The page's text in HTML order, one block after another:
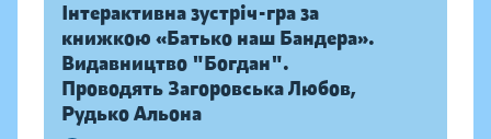
Інтерактивна зустріч-гра за
книжкою «Батько наш Бандера».
Видавництво "Богдан".
Проводять Загоровська Любов,
Рудько Альона